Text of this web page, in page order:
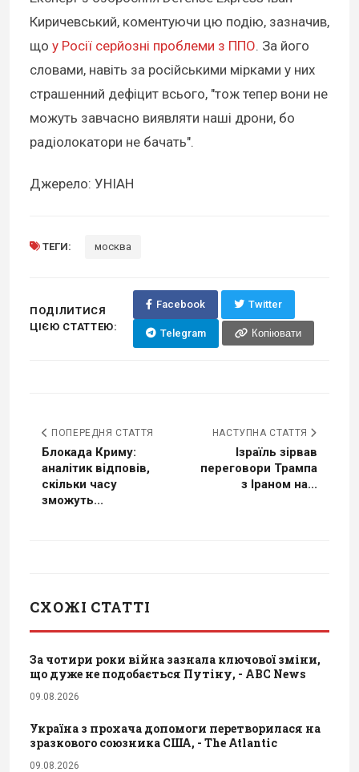
Киричевський, коментуючи цю подію, зазначив,
що у Росії серйозні проблеми з ППО. За його
словами, навіть за російськими мірками у них
страшенний дефіцит всього, "тож тепер вони не
можуть завчасно виявляти наші дрони, бо
радіолокатори не бачать".
Джерело: УНІАН
ТЕГИ: москва
ПОДІЛИТИСЯ
ЦІЄЮ СТАТТЕЮ:
Facebook Twitter
Telegram Копіювати
ПОПЕРЕДНЯ СТАТТЯ
Блокада Криму:
аналітик відповів,
скільки часу
зможуть...
НАСТУПНА СТАТТЯ
Ізраїль зірвав
переговори Трампа
з Іраном на...
СХОЖІ СТАТТІ
За чотири роки війна зазнала ключової зміни,
що дуже не подобається Путіну, - ABC News
09.08.2026
Україна з прохача допомоги перетворилася на
зразкового союзника США, - The Atlantic
09.08.2026